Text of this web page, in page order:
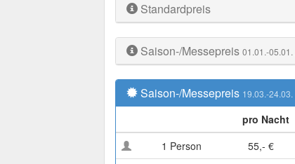
Standardpreis
Saison-/Messepreis 01.01.-05.01.
Saison-/Messepreis 19.03.-24.03.
pro Nacht
1 Person
55,- €